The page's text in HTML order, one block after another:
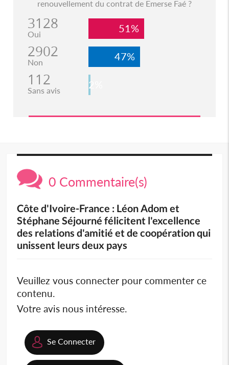
renouvellement du contrat de Emerse Faé ?
3128
Oui 51%
2902
Non 47%
112
Sans avis 2%
0 Commentaire(s)
Côte d'Ivoire-France : Léon Adom et
Stéphane Séjourné félicitent l'excellence
des relations d'amitié et de coopération qui
unissent leurs deux pays
Veuillez vous connecter pour commenter ce
contenu.
Votre avis nous intéresse.
Se Connecter